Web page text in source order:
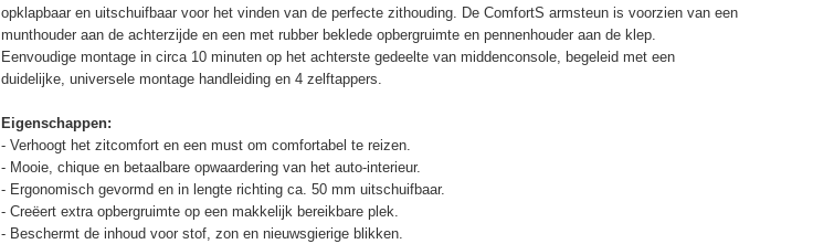
opklapbaar en uitschuifbaar voor het vinden van de perfecte zithouding. De ComfortS armsteun is voorzien van een
munthouder aan de achterzijde en een met rubber beklede opbergruimte en pennenhouder aan de klep.
Eenvoudige montage in circa 10 minuten op het achterste gedeelte van middenconsole, begeleid met een
duidelijke, universele montage handleiding en 4 zelftappers.
Eigenschappen:
- Verhoogt het zitcomfort en een must om comfortabel te reizen.
- Mooie, chique en betaalbare opwaardering van het auto-interieur.
- Ergonomisch gevormd en in lengte richting ca. 50 mm uitschuifbaar.
- Creëert extra opbergruimte op een makkelijk bereikbare plek.
- Beschermt de inhoud voor stof, zon en nieuwsgierige blikken.